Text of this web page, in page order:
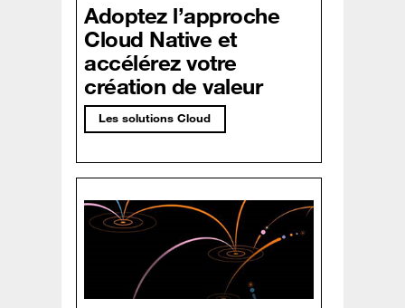
Adoptez l’approche
Cloud Native et
accélérez votre
création de valeur
Les solutions Cloud